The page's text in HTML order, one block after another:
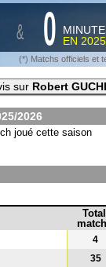
& 0
EN
(*) Matchs officiels et
sur Robert
2026
joué cette saison
Total
4
35